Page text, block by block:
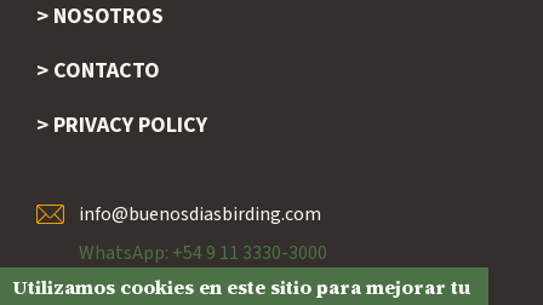
NOSOTROS
CONTACTO
PRIVACY POLICY
info@buenosdiasbirding.com
WhatsApp: +54 9 11 3330-3000
Ciudad de Buenos Aires, Argentina
Utilizamos cookies en este sitio para mejorar tu